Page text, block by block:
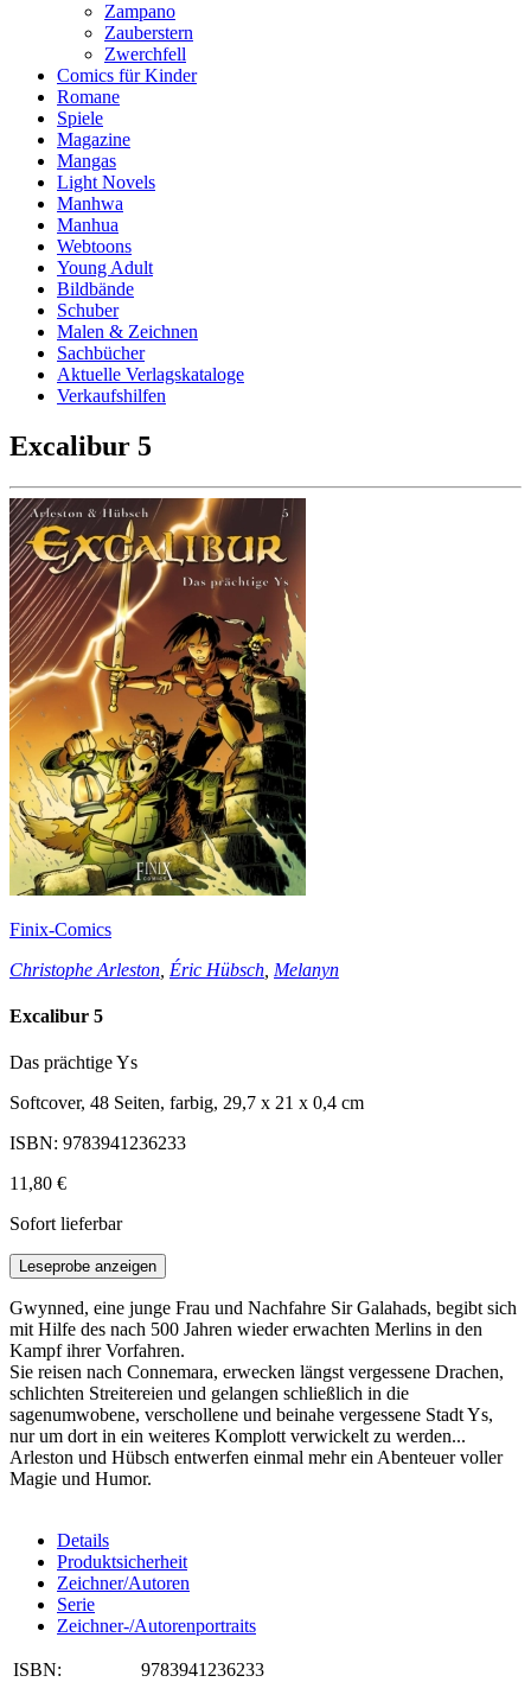
Zampano
Zauberstern
Zwerchfell
Comics für Kinder
Romane
Spiele
Magazine
Mangas
Light Novels
Manhwa
Manhua
Webtoons
Young Adult
Bildbände
Schuber
Malen & Zeichnen
Sachbücher
Aktuelle Verlagskataloge
Verkaufshilfen
Excalibur 5
Finix-Comics
Christophe Arleston Éric Hübsch Melanyn
Excalibur 5
Das prächtige Ys
Softcover, 48 Seiten, farbig, 29,7 x 21 x 0,4 cm
ISBN: 9783941236233
11,80 €
Sofort lieferbar
Leseprobe anzeigen
Gwynned, eine junge Frau und Nachfahre Sir Galahads, begibt sich
mit Hilfe des nach 500 Jahren wieder erwachten Merlins in den
Kampf ihrer Vorfahren.
Sie reisen nach Connemara, erwecken längst vergessene Drachen,
schlichten Streitereien und gelangen schließlich in die
sagenumwobene, verschollene und beinahe vergessene Stadt Ys,
nur um dort in ein weiteres Komplott verwickelt zu werden...
Arleston und Hübsch entwerfen einmal mehr ein Abenteuer voller
Magie und Humor.
Details
Produktsicherheit
Zeichner/Autoren
Serie
Zeichner-/Autorenportraits
ISBN:
9783941236233